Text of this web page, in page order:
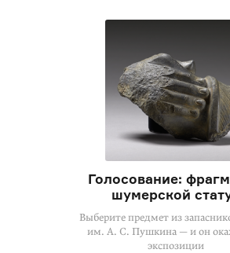
Голосование:
шумерской
Выберите предмет из
им. А. С. Пушкина — и он
экспозиции